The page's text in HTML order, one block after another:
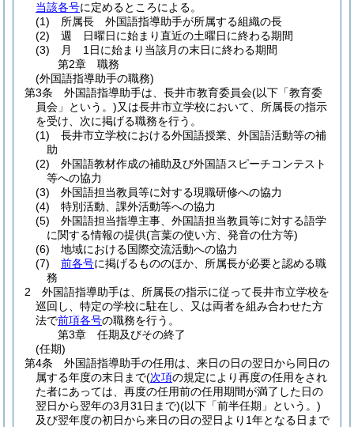
当該各号に定めるところによる。
(1)
所属長 外国語指導助手が所属する組織の長
(2)
週 日曜日に始まり直近の土曜日に終わる期間
(3)
月 1日に始まり当該月の末日に終わる期間
第2章
職務
(外国語指導助手の職務)
第3条
外国語指導助手は、長井市教育委員会(以下「教育委
員会」という。)又は長井市立学校において、所属長の指示
を受け、次に掲げる職務を行う。
(1)
長井市立学校における外国語授業、外国語活動等の補
助
(2)
外国語教材作成の補助及び外国語スピーチコンテスト
等への協力
(3)
外国語担当教員等に対する現職研修への協力
(4)
特別活動、課外活動等への協力
(5)
外国語担当指導主事、外国語担当教員等に対する語学
に関する情報の提供(言葉の使い方、発音の仕方等)
(6)
地域における国際交流活動への協力
(7)
前各号に掲げるもののほか、所属長が必要と認める職
務
2
外国語指導助手は、所属長の指示に従って長井市立学校を
巡回し、特定の学校に駐在し、又は両者を組み合わせた方
法で前項各号の職務を行う。
第3章
任期及びその終了
(任期)
第4条
外国語指導助手の任用は、来日の日の翌日から同日の
属する年度の末日まで(次項の規定により再度の任用をされ
た者にあっては、再度の任用前の任用期間が満了した日の
翌日から翌年の3月31日まで)(以下「前半任期」という。)
及び翌年度の初日から来日の日の翌日より1年となる日まで